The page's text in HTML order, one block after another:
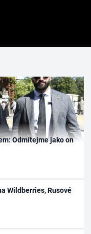
Odmítejme jako on
Wildberries, Rusové